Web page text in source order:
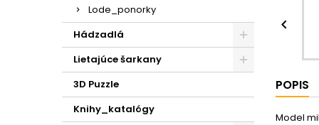
Lode_ponorky
Hádzadlá
Lietajúce šarkany
3D Puzzle
Knihy_katalógy

POPIS
Model